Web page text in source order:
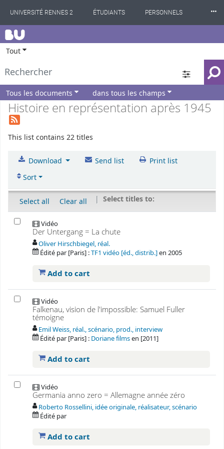
UNIVERSITÉ RENNES 2 ÉTUDIANTS PERSONNELS
INTERNATIONAL
⸱⸱⸱
BU
Tout
Tous les documents dans tous les champs
Histoire en représentation après 1945
This list contains 22 titles
Download Send list
Print list
Sort
Select all Clear all Select titles to:
Vidéo
Der Untergang = La chute
Oliver Hirschbiegel, réal.
Édité par [Paris] :TF1 vidéo [éd., distrib.]en 2005
Add to cart
Vidéo
Falkenau, vision de l'impossible: Samuel Fuller
témoigne
Emil Weiss, réal., scénario, prod., interview
Édité par [Paris] : Doriane filmsen [2011]
Add to cart
Vidéo
Germania anno zero = Allemagne année zéro
Roberto Rossellini, idée originale, réalisateur, scénario
Édité par
Add to cart